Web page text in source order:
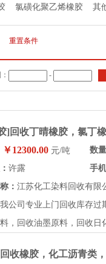
氯磺化聚乙烯橡胶 其
重置条件
-
]回收丁晴橡胶，氯丁
￥12300.00 元/吨
数
许露
手
： 江苏化工染料回收有限
我公司专业上门回收库存过
，回收油墨原料，回收
收橡胶，化工沥青类